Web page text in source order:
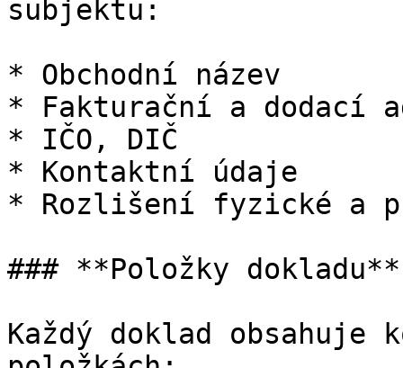
subjektu:
* Obchodní název
* Fakturační a dodací
* IČO, DIČ
* Kontaktní údaje
* Rozlišení fyzické a
### **Položky dokladu**
Každý doklad obsahuje